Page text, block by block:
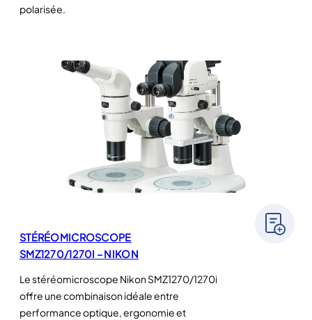
polarisée.
STÉRÉOMICROSCOPE
SMZ1270/1270I – NIKON
Le stéréomicroscope Nikon SMZ1270/1270i
offre une combinaison idéale entre
performance optique, ergonomie et